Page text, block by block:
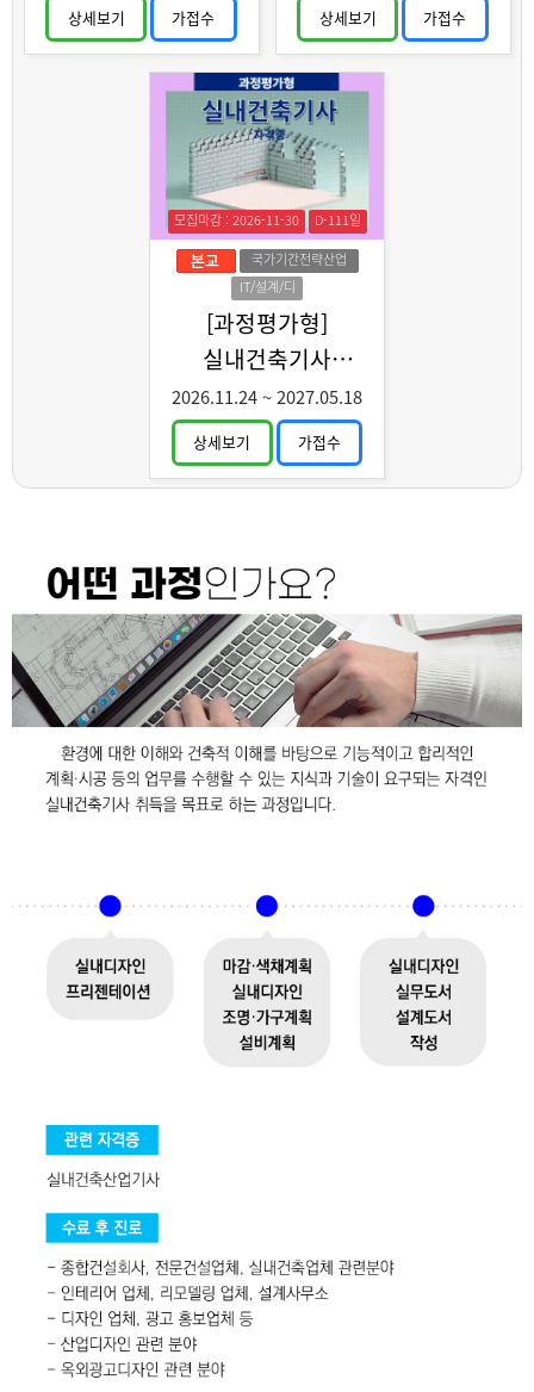
상세보기 가접수 상세보기 가접수
모집마감 : 2026-11-30
D-111일
국가기간전략산업
IT/설계/디
자인
[과정평가형]
실내건축기사
취득과정 C
2026.11.24~2027.05.18
상세보기 가접수